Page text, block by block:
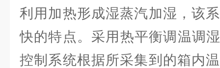
利用加热形成湿蒸汽加湿，该
快的特点。采用热平衡调温调
控制系统根据所采集到的箱内